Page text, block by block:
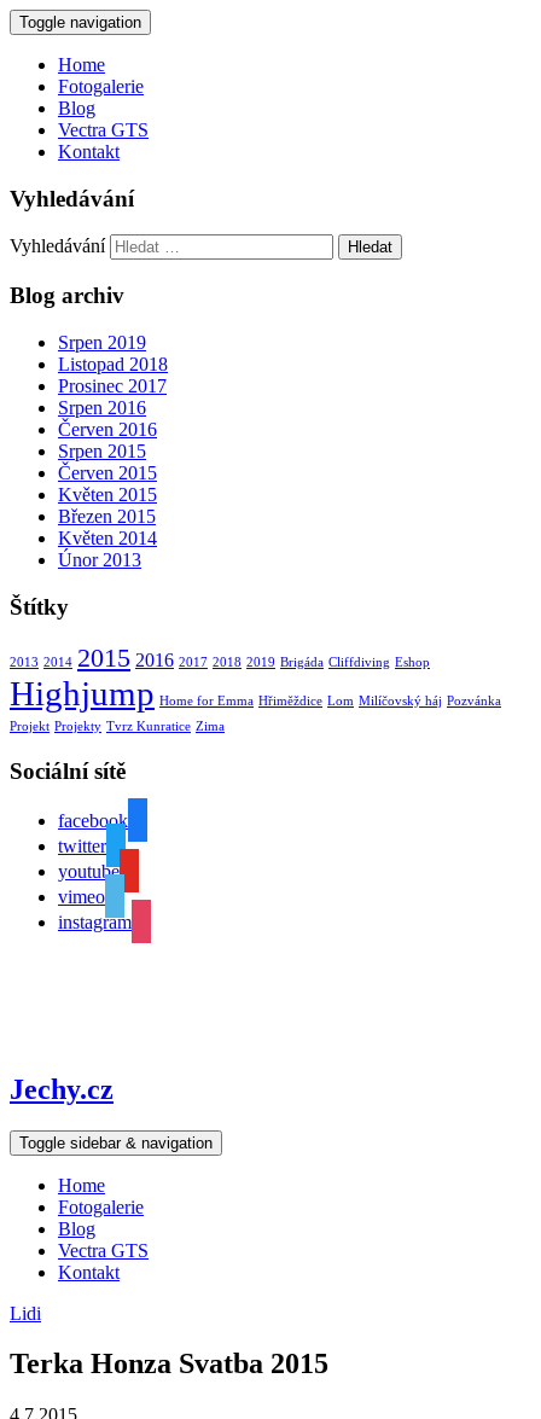
Toggle navigation
Home
Fotogalerie
Blog
Vectra GTS
Kontakt
Vyhledávání
Vyhledávání
Blog archiv
Srpen 2019
Listopad 2018
Prosinec 2017
Srpen 2016
Červen 2016
Srpen 2015
Červen 2015
Květen 2015
Březen 2015
Květen 2014
Únor 2013
Štítky
2013 2014 2015 2016 2017 2018 2019 Brigáda Cliffdiving Eshop
Highjump Home for Emma Hřiměždice Lom Milíčovský háj Pozvánka
Projekt Projekty Tvrz Kunratice Zima
Sociální sítě
facebook
twitter
youtube
vimeo
instagram
Jechy.cz
Toggle sidebar & navigation
Home
Fotogalerie
Blog
Vectra GTS
Kontakt
Lidi
Terka Honza Svatba 2015